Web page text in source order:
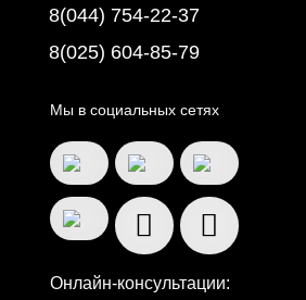
8(044) 754-22-37
8(025) 604-85-79
Мы в социальных сетях
Онлайн-консультации: